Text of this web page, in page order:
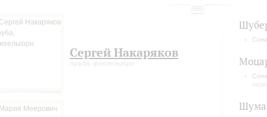
сочинения, написанные специально для трубы, переложения для
Моцарта и Шумана, а также произведения для фортепиано соло.
Сергей Накаряков
труба, флюгельгорн